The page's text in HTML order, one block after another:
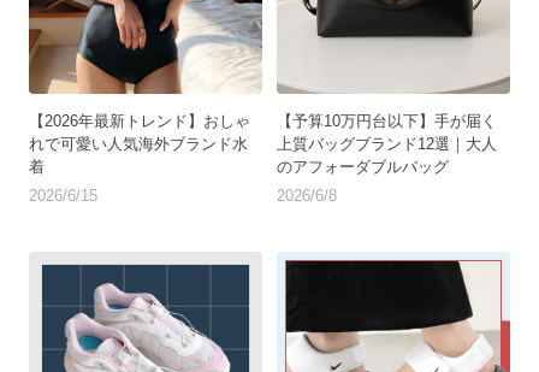
【2026年最新トレンド】おしゃ
れで可愛い人気海外ブランド水
着
2026/6/15
【予算10万円台以下】手が届く
上質バッグブランド12選｜大人
のアフォーダブルバッグ
2026/6/8